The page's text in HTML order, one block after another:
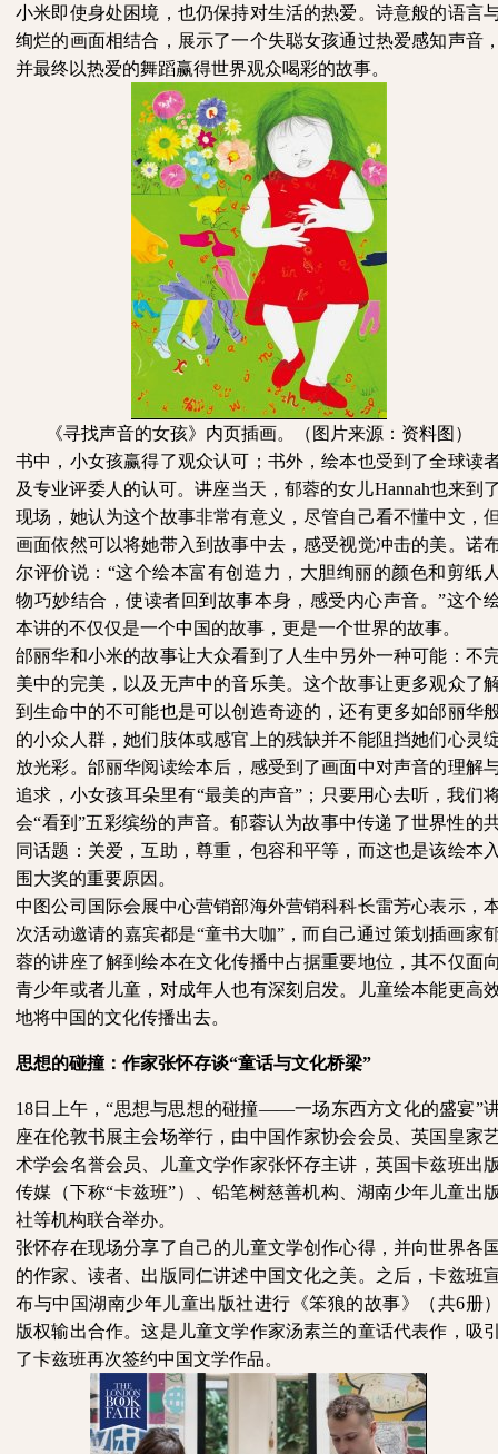
小米即使身处困境，也仍保持对生活的热爱。诗意般的语言
绚烂的画面相结合，展示了一个失聪女孩通过热爱感知声音
并最终以热爱的舞蹈赢得世界观众喝彩的故事。
《寻找声音的女孩》内页插画。（图片来源：资料图）
书中，小女孩赢得了观众认可；书外，绘本也受到了全球读
及专业评委人的认可。讲座当天，郁蓉的女儿Hannah也来到
现场，她认为这个故事非常有意义，尽管自己看不懂中文，
画面依然可以将她带入到故事中去，感受视觉冲击的美。诺
尔评价说：“这个绘本富有创造力，大胆绚丽的颜色和剪纸
物巧妙结合，使读者回到故事本身，感受内心声音。”这个
本讲的不仅仅是一个中国的故事，更是一个世界的故事。
邰丽华和小米的故事让大众看到了人生中另外一种可能：不
美中的完美，以及无声中的音乐美。这个故事让更多观众了
到生命中的不可能也是可以创造奇迹的，还有更多如邰丽华
的小众人群，她们肢体或感官上的残缺并不能阻挡她们心灵
放光彩。邰丽华阅读绘本后，感受到了画面中对声音的理解
追求，小女孩耳朵里有“最美的声音”；只要用心去听，我们
会“看到”五彩缤纷的声音。郁蓉认为故事中传递了世界性的
同话题：关爱，互助，尊重，包容和平等，而这也是该绘本
围大奖的重要原因。
中图公司国际会展中心营销部海外营销科科长雷芳心表示，
次活动邀请的嘉宾都是“童书大咖”，而自己通过策划插画家
蓉的讲座了解到绘本在文化传播中占据重要地位，其不仅面
青少年或者儿童，对成年人也有深刻启发。儿童绘本能更高
地将中国的文化传播出去。
思想的碰撞：作家张怀存谈“童话与文化桥梁”
18日上午，“思想与思想的碰撞——一场东西方文化的盛宴”
座在伦敦书展主会场举行，由中国作家协会会员、英国皇家
术学会名誉会员、儿童文学作家张怀存主讲，英国卡兹班出
传媒（下称“卡兹班”）、铅笔树慈善机构、湖南少年儿童出
社等机构联合举办。
张怀存在现场分享了自己的儿童文学创作心得，并向世界各
的作家、读者、出版同仁讲述中国文化之美。之后，卡兹班
布与中国湖南少年儿童出版社进行《笨狼的故事》（共6册
版权输出合作。这是儿童文学作家汤素兰的童话代表作，吸
了卡兹班再次签约中国文学作品。